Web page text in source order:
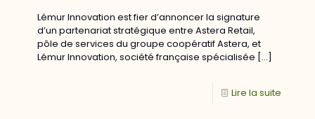
Lémur Innovation est fier d’annoncer la signature
d’un partenariat stratégique entre Astera Retail,
pôle de services du groupe coopératif Astera, et
Lémur Innovation, société française spécialisée […]
Lire la suite